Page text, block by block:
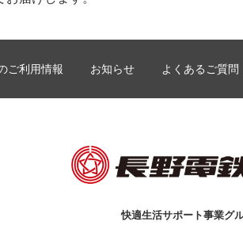
ご利用情報 お知らせ よくあるご質問
快適生活サポート事業グ